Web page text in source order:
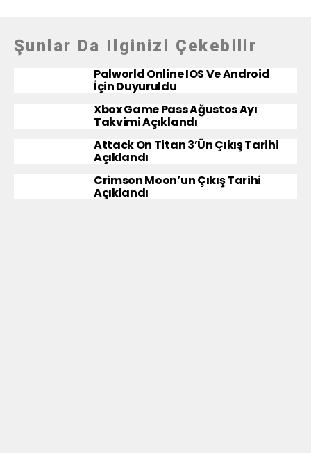
Şunlar Da Ilginizi Çekebilir
Palworld Online IOS Ve Android
İçin Duyuruldu
Xbox Game Pass Ağustos Ayı
Takvimi Açıklandı
Attack On Titan 3’ün Çıkış Tarihi
Açıklandı
Crimson Moon’un Çıkış Tarihi
Açıklandı